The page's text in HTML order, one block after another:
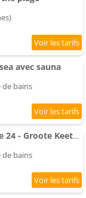
avec sauna
de bains
Appartement Callantsduyne 24 - Groote Keeten aan Zee
de bains